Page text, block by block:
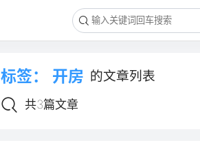
标签： 开房 的文章列表
共3篇文章